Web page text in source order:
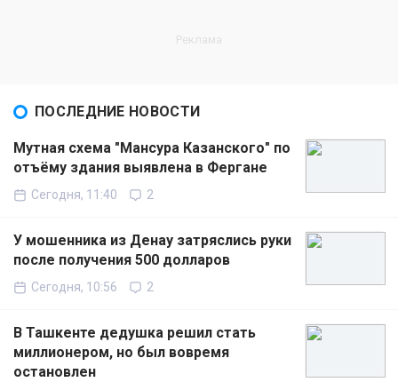
ПОСЛЕДНИЕ НОВОСТИ
Мутная схема "Мансура Казанского" по
отъёму здания выявлена в Фергане
Сегодня, 11:40 2
У мошенника из Денау затряслись руки
после получения 500 долларов
Сегодня, 10:56 2
В Ташкенте дедушка решил стать
миллионером, но был вовремя
остановлен